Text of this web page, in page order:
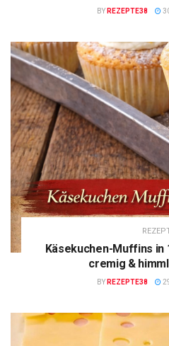
BY REZEPTE38
Käsekuchen-Muffins in
cremig &
BY REZEPTE38